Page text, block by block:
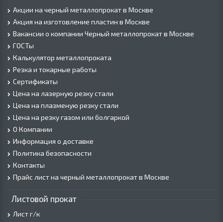
Акции на черный металлопрокат в Москве
Акция на изготовление пластин в Москве
Вакансии о компании Черный металлопрокат в Москве
ГОСТы
Калькулятор металлопроката
Резка и токарные работы
Сертификаты
Цена на лазерную резку стали
Цена на плазменую резку стали
Цена на резку газом или болгаркой
О Компании
Информация о доставке
Политика безопасности
Контакты
Прайс лист на черный металлопрокат в Москве
Листовой прокат
Лист г/к